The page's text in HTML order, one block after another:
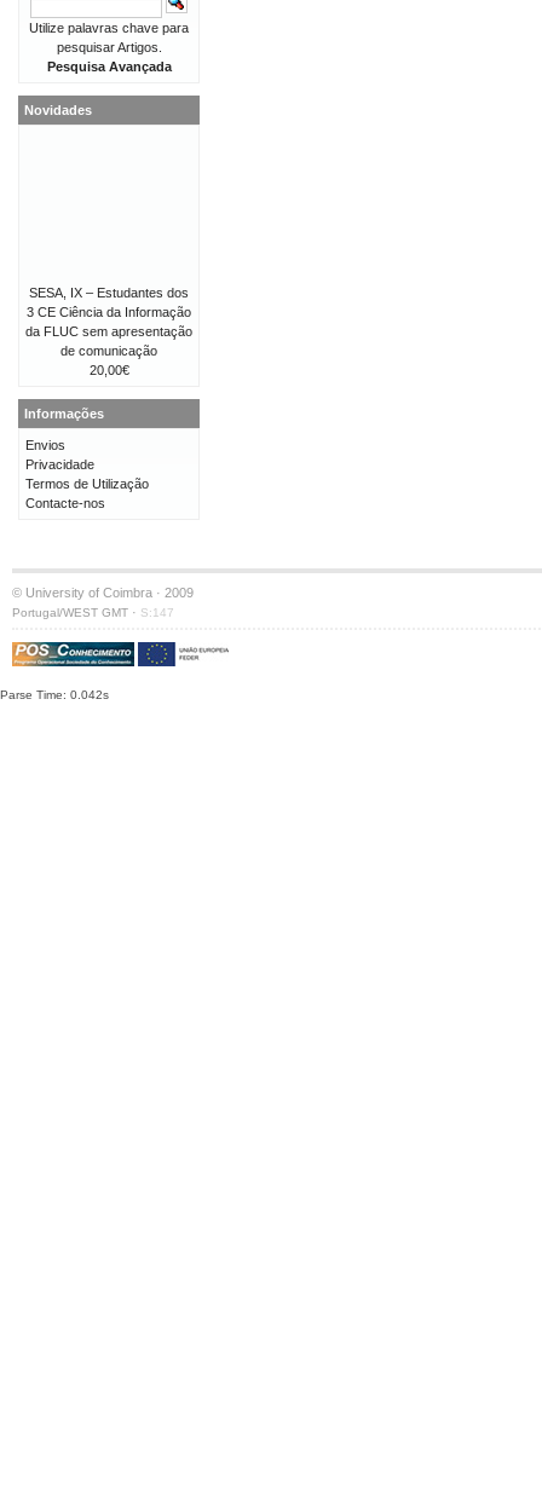
Utilize palavras chave para
pesquisar Artigos.
Pesquisa Avançada
Novidades
SESA, IX – Estudantes dos
3 CE Ciência da Informação
da FLUC sem apresentação
de comunicação
20,00€
Informações
Envios
Privacidade
Termos de Utilização
Contacte-nos
© University of Coimbra · 2009
Portugal/WEST GMT · S:147
Parse Time: 0.042s